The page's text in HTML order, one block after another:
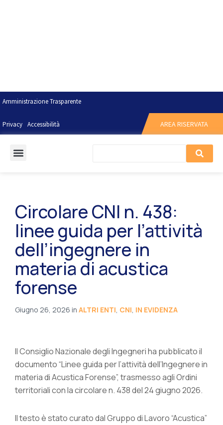
Amministrazione Trasparente
Privacy Accessibilità AREA RISERVATA
Circolare CNI n. 438:
linee guida per l’attività
dell’ingegnere in
materia di acustica
forense
Giugno 26, 2026 in ALTRI ENTI, CNI, IN EVIDENZA
Il Consiglio Nazionale degli Ingegneri ha pubblicato il
documento “Linee guida per l’attività dell’Ingegnere in
materia di Acustica Forense”, trasmesso agli Ordini
territoriali con la circolare n. 438 del 24 giugno 2026.
Il testo è stato curato dal Gruppo di Lavoro “Acustica”